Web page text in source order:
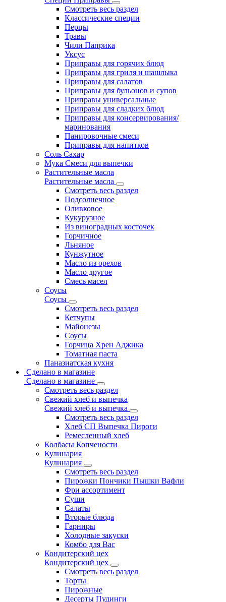
Смотреть весь раздел
Классические специи
Перцы
Травы
Чили Паприка
Уксус
Приправы для горячих блюд
Приправы для гриля и шашлыка
Приправы для салатов
Приправы для бульонов и супов
Приправы универсальные
Приправы для сладких блюд
Приправы для консервирования/
маринования
Панировочные смеси
Приправы для напитков
Соль Сахар
Мука Смеси для выпечки
Растительные масла
Растительные масла
Смотреть весь раздел
Подсолнечное
Оливковое
Кукурузное
Из виноградных косточек
Горчичное
Льняное
Кунжутное
Масло из орехов
Масло другое
Смесь масел
Соусы
Соусы
Смотреть весь раздел
Кетчупы
Майонезы
Соусы
Горчица Хрен Аджика
Томатная паста
Паназиатская кухня
Сделано в магазине
Сделано в магазине
Смотреть весь раздел
Свежий хлеб и выпечка
Свежий хлеб и выпечка
Смотреть весь раздел
Хлеб СП Выпечка Пироги
Ремесленный хлеб
Колбасы Копчености
Кулинария
Кулинария
Смотреть весь раздел
Пирожки Пончики Пышки Вафли
Фри ассортимент
Суши
Салаты
Вторые блюда
Гарниры
Холодные закуски
Комбо для Вас
Кондитерский цех
Кондитерский цех
Смотреть весь раздел
Торты
Пирожные
Десерты Пудинги